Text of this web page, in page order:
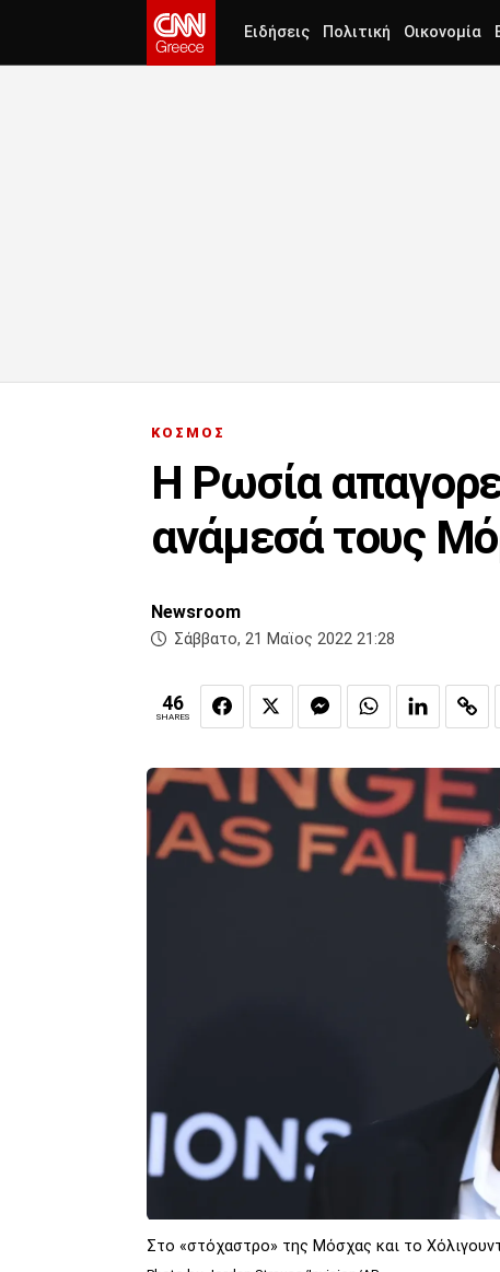
Ειδήσεις Πολιτική Οικονομία
ΚΟΣΜΟΣ
Η Ρωσία
ανάμεσά τους
Newsroom
Σάββατο, 21 Μαϊος 2022 21:28
46
SHARES
Στο «στόχαστρο» της Μόσχας και το